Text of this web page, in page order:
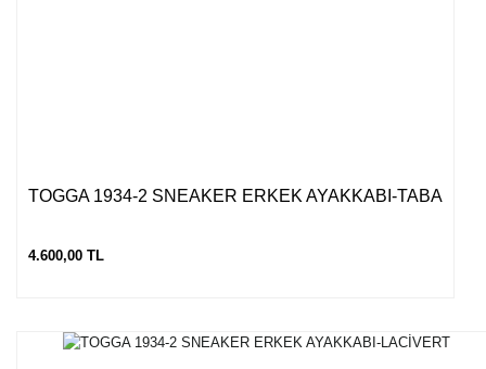
TOGGA 1934-2 SNEAKER ERKEK AYAKKABI-TABA
4.600,00 TL